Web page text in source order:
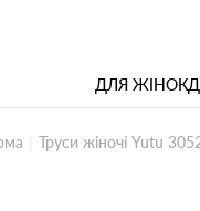
ДЛЯ ЖІНОК
Труси жіночі Yutu